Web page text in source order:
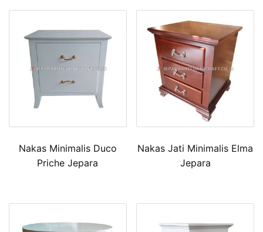
Nakas Minimalis Duco
Priche Jepara
Nakas Jati Minimalis Elma
Jepara